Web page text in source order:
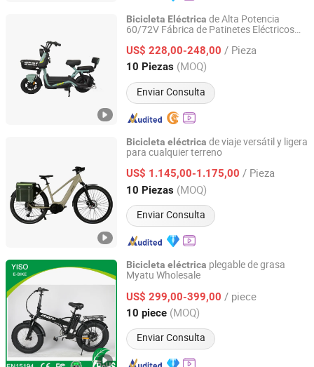
Bicicleta Eléctrica de Alta Potencia
60/72V Fábrica de Patinetes Eléctricos
Ciclo Eléctrico
US$ 228,00-248,00 / Pieza
10 Piezas (MOQ)
Enviar Consulta
Tianjin Baishan Electric Bicycle Co. Ltd
Tianjin, China Desde 2023
Bicicleta eléctrica de viaje versátil y ligera
para cualquier terreno
US$ 1.145,00-1.175,00 / Pieza
10 Piezas (MOQ)
Enviar Consulta
Wuxi Jiangding Trading Co., Ltd
Jiangsu, China Desde 2023
Bicicleta eléctrica plegable de grasa
Myatu Wholesale
US$ 299,00-399,00 / piece
10 piece (MOQ)
Enviar Consulta
Guangzhou Yiso Ebike Co., Ltd.
Guangdong, China Desde 2016